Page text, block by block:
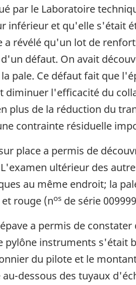
par le Laboratoire
inférieur et qu'elle s'était
a révélé qu'un lot de
défaut. On avait
pale. Ce défaut fait que
diminuer l'efficacité du
plus de la réduction du
contrainte résiduelle
place a permis de
ultérieur des
au même endroit; la
rouge (nos de série
a permis de
pylône instruments s'était
du pilote et le
dessous des tuyaux